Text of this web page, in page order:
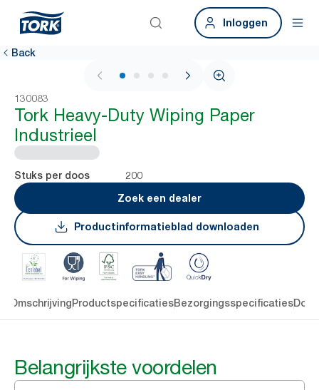
Inloggen
Back
1 / 4
130083
Tork Heavy-Duty Wiping Paper
Industrieel
Stuks per doos
200
Zoek een dealer
Productinformatieblad downloaden
OmschrijvingProductspecificatiesBezorgingsspecificaties
Belangrijkste voordelen